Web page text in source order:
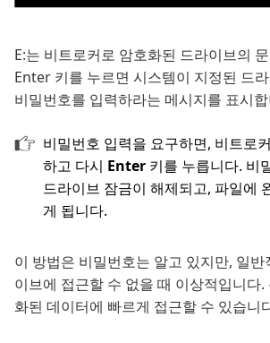
E:는 비트로커로 암호화된 드라이브의
Enter 키를 누르면 시스템이 지정된 드
비밀번호를 입력하라는 메시지를 표시
비밀번호 입력을 요구하면, 비트로
하고 다시 Enter 키를 누릅니다. 비
드라이브 잠금이 해제되고, 파일에
게 됩니다.
이 방법은 비밀번호는 알고 있지만, 일
이브에 접근할 수 없을 때 이상적입니다.
화된 데이터에 빠르게 접근할 수 있습니